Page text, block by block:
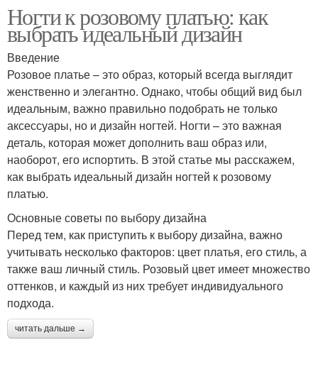
Ногти к розовому платью: как
выбрать идеальный дизайн
Введение
Розовое платье – это образ, который всегда выглядит
женственно и элегантно. Однако, чтобы общий вид был
идеальным, важно правильно подобрать не только
аксессуары, но и дизайн ногтей. Ногти – это важная
деталь, которая может дополнить ваш образ или,
наоборот, его испортить. В этой статье мы расскажем,
как выбрать идеальный дизайн ногтей к розовому
платью.
Основные советы по выбору дизайна
Перед тем, как приступить к выбору дизайна, важно
учитывать несколько факторов: цвет платья, его стиль, а
также ваш личный стиль. Розовый цвет имеет множество
оттенков, и каждый из них требует индивидуального
подхода.
читать дальше →